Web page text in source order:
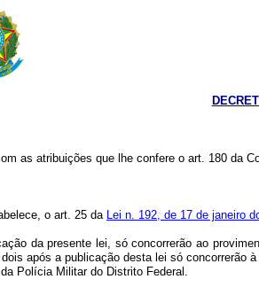
as atribuições que lhe confere o art. 180 da
o art. 25 da Lei n. 192, de 17 de janeiro
da presente lei, só concorrerão ao
após a publicação desta lei só concorrerão
Polícia Militar do Distrito Federal.